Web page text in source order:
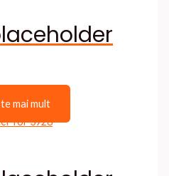
mai mult